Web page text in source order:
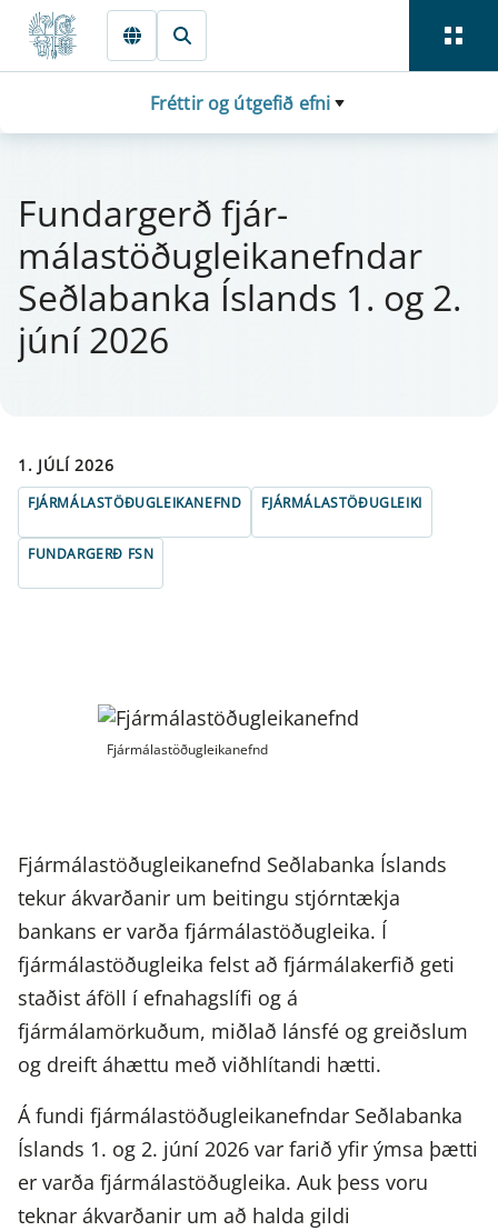
Fara beint í Meginmál
Fréttir og útgefið efni
Fund­ar­gerð fjá­r­
málastöðug­leika­nefnd­ar
Seðlabanka Íslands 1. og 2.
júní 2026
1. JÚLÍ 2026
FJÁRMÁLASTÖÐUGLEIKANEFND FJÁRMÁLASTÖÐUGLEIKI
FUNDARGERÐ FSN
Fjármálastöðugleikanefnd
Fjármálastöðugleikanefnd Seðlabanka Íslands
tekur ákvarðanir um beitingu stjórntækja
bankans er varða fjármálastöðugleika. Í
fjármálastöðugleika felst að fjármálakerfið geti
staðist áföll í efnahagslífi og á
fjármálamörkuðum, miðlað lánsfé og greiðslum
og dreift áhættu með viðhlítandi hætti.
Á fundi fjármálastöðugleikanefndar Seðlabanka
Íslands 1. og 2. júní 2026 var farið yfir ýmsa þætti
er varða fjármálastöðugleika. Auk þess voru
teknar ákvarðanir um að halda gildi